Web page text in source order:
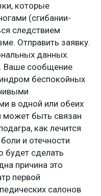
которые
(сгибании-
следствием
Отправить заявку.
данных.
Ваше сообщение
беспокойных
в одной или обеих
может быть связан
как лечится
и отечности
будет сделать
причина это
первой
салонов